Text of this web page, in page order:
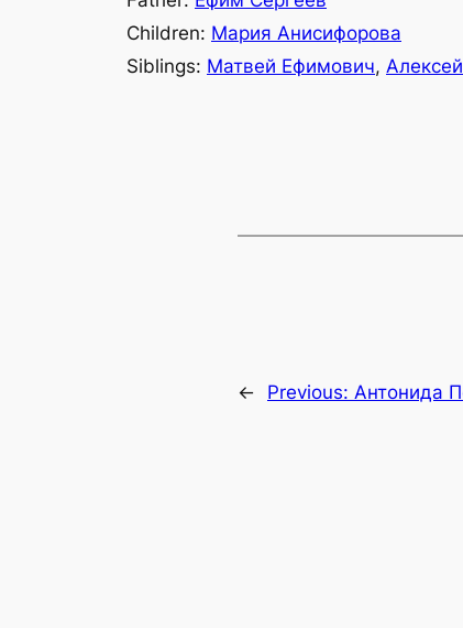
Children: Мария Анисифорова
Siblings: Матвей Ефимович,
← Previous: Антонида